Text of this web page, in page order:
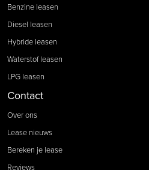
Benzine leasen
Diesel leasen
Hybride leasen
Waterstof leasen
LPG leasen
Contact
Over ons
Lease nieuws
Bereken je lease
Reviews